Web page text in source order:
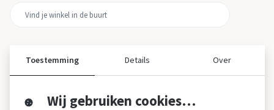
Toestemming Details Over
Wij gebruiken cookies…